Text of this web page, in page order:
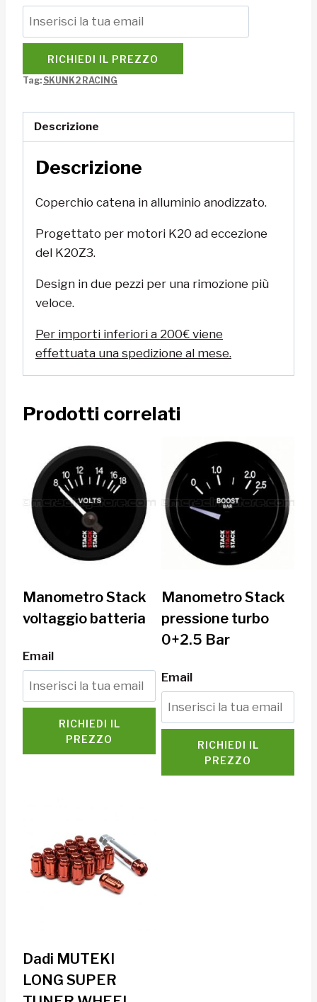
RICHIEDI IL PREZZO
Tag: SKUNK2 RACING
Descrizione
Descrizione
Coperchio catena in alluminio anodizzato.
Progettato per motori K20 ad eccezione
del K20Z3.
Design in due pezzi per una rimozione più
veloce.
Per importi inferiori a 200€ viene
effettuata una spedizione al mese.
Prodotti correlati
Manometro Stack
voltaggio batteria
Email
RICHIEDI IL
PREZZO
Manometro Stack
pressione turbo
0+2.5 Bar
Email
RICHIEDI IL
PREZZO
Dadi MUTEKI
LONG SUPER